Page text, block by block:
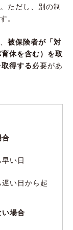
ただし、別の制
。
被保険者が「対
休を含む）を取
得する必要があ
合
い日
い日から起
場合